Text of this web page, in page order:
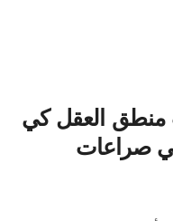
منطق العقل كي
صراعات